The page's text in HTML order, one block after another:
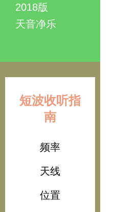
2018版
天音净乐
短波收听指
南
频率
天线
位置